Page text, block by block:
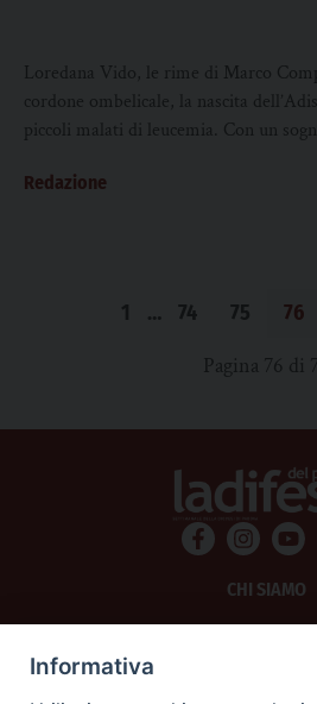
Loredana Vido, le rime di Marco
cordone ombelicale, la nascita
piccoli malati di leucemia. Con un
Redazione
1 … 74 75 76
Pagina 76 di
CHI SIAMO
Informativa